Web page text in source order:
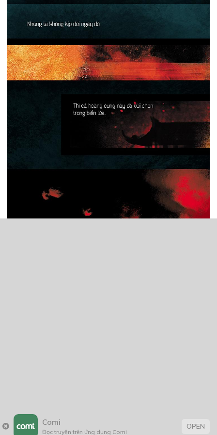
Comi
Đọc truyện trên ứng dụng Comi
OPEN